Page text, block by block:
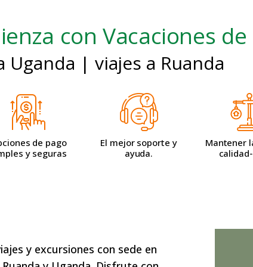
con Vacaciones
Uganda | viajes a Ruanda
de pago
y seguras
El mejor soporte y
ayuda.
Mantener
y excursiones con sede en